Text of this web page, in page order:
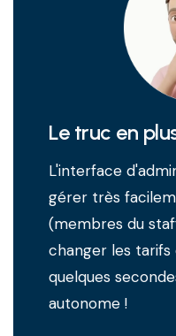
Le truc en
L'interface
gérer très
(membres du
changer les
quelques
autonome !